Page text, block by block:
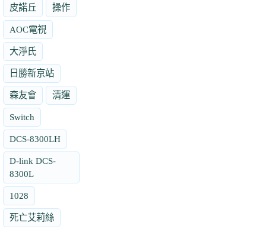
皮諾丘 操作
AOC電視
大淨氏
日勝新京站
森友會 清運
Switch
DCS-8300LH
D-link DCS-
8300L
1028
死亡艾莉絲